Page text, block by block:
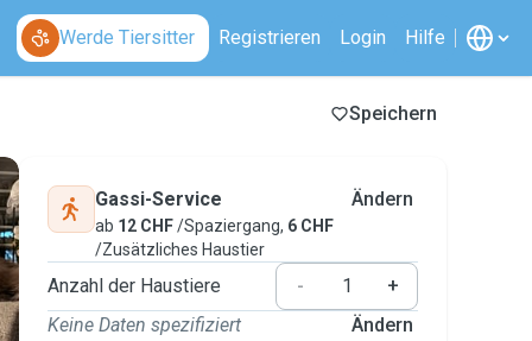
Werde Tiersitter Registrieren Login Hilfe
Speichern
Gassi-Service
ab 12 CHF/Spaziergang, 6 CHF
/Zusätzliches Haustier
Ändern
Anzahl der Haustiere -
+
Keine Daten spezifiziert
Ändern